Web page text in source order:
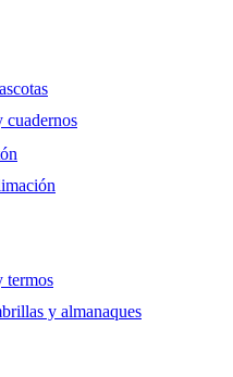
cuadernos
termos
y almanaques